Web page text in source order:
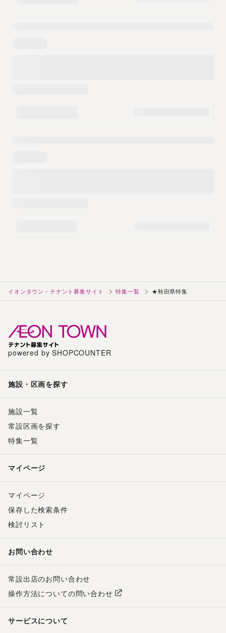
イオンタウン・テナント募集サイト 特集一覧 ★秋田県特集
powered by SHOPCOUNTER
施設・区画を探す
施設一覧
常設区画を探す
特集一覧
マイページ
マイページ
保存した検索条件
検討リスト
お問い合わせ
常設出店のお問い合わせ
操作方法についての問い合わせ
サービスについて